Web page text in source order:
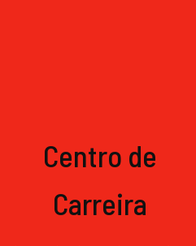
Centro de
Carreira